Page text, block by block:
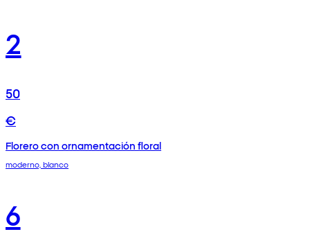
2
50
€
Florero con ornamentación floral
moderno, blanco
6